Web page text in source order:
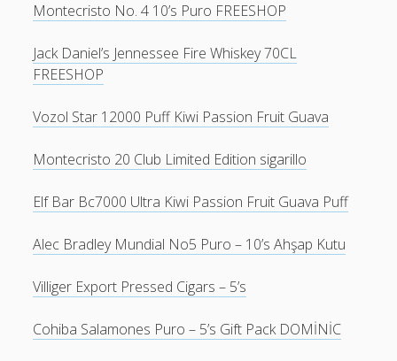
Montecristo No. 4 10’s Puro FREESHOP
Jack Daniel’s Jennessee Fire Whiskey 70CL
FREESHOP
Vozol Star 12000 Puff Kiwi Passion Fruit Guava
Montecristo 20 Club Limited Edition sigarillo
Elf Bar Bc7000 Ultra Kiwi Passion Fruit Guava Puff
Alec Bradley Mundial No5 Puro – 10’s Ahşap Kutu
Villiger Export Pressed Cigars – 5’s
Cohiba Salamones Puro – 5’s Gift Pack DOMİNİC